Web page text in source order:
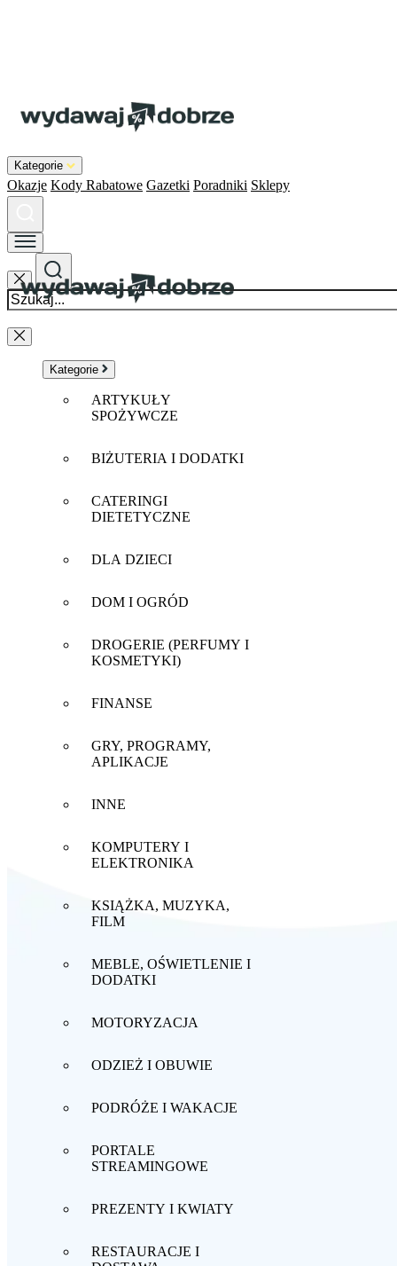
Kategorie
Okazje Kody Rabatowe Gazetki Poradniki Sklepy
Kategorie
ARTYKUŁY
SPOŻYWCZE
BIŻUTERIA I DODATKI
CATERINGI
DIETETYCZNE
DLA DZIECI
DOM I OGRÓD
DROGERIE (PERFUMY I
KOSMETYKI)
FINANSE
GRY, PROGRAMY,
APLIKACJE
INNE
KOMPUTERY I
ELEKTRONIKA
KSIĄŻKA, MUZYKA,
FILM
MEBLE, OŚWIETLENIE I
DODATKI
MOTORYZACJA
ODZIEŻ I OBUWIE
PODRÓŻE I WAKACJE
PORTALE
STREAMINGOWE
PREZENTY I KWIATY
RESTAURACJE I